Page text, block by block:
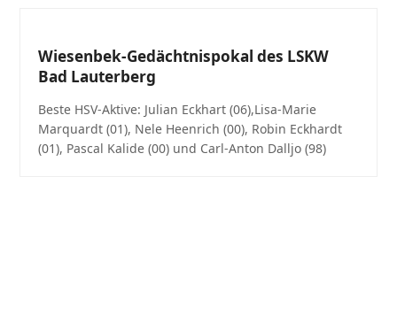
Wiesenbek-Gedächtnispokal des LSKW
Bad Lauterberg
Beste HSV-Aktive: Julian Eckhart (06),Lisa-Marie
Marquardt (01), Nele Heenrich (00), Robin Eckhardt
(01), Pascal Kalide (00) und Carl-Anton Dalljo (98)